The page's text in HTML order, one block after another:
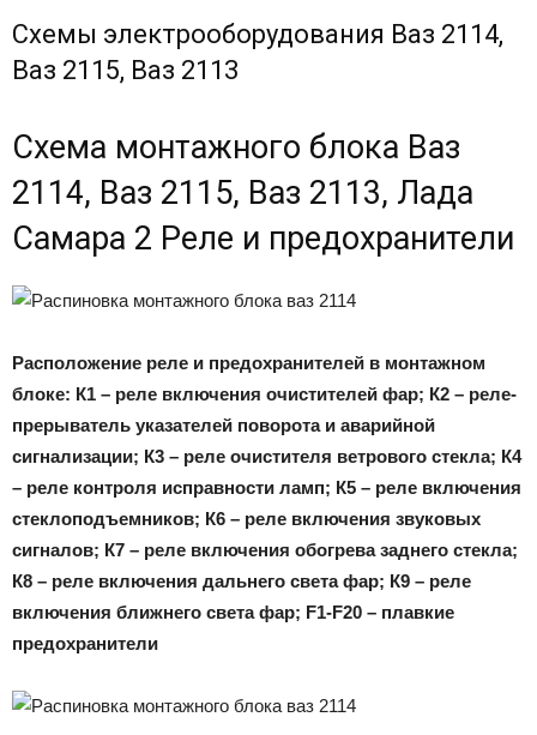
Схемы электрооборудования Ваз 2114,
Ваз 2115, Ваз 2113
Схема монтажного блока Ваз
2114, Ваз 2115, Ваз 2113, Лада
Самара 2 Реле и предохранители
Расположение реле и предохранителей в монтажном
блоке: К1 – реле включения очистителей фар; К2 – реле-
прерыватель указателей поворота и аварийной
сигнализации; К3 – реле очистителя ветрового стекла; К4
– реле контроля исправности ламп; К5 – реле включения
стеклоподъемников; К6 – реле включения звуковых
сигналов; К7 – реле включения обогрева заднего стекла;
К8 – реле включения дальнего света фар; К9 – реле
включения ближнего света фар; F1-F20 – плавкие
предохранители